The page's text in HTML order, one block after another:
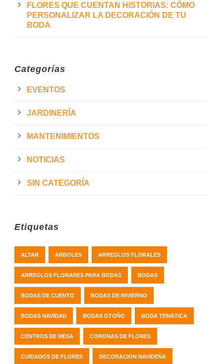
FLORES QUE CUENTAN HISTORIAS: CÓMO
PERSONALIZAR LA DECORACIÓN DE TU
BODA
Categorías
EVENTOS
JARDINERÍA
MANTENIMIENTOS
NOTICIAS
SIN CATEGORÍA
Etiquetas
ALTAR ARBOLES ARREGLOS FLORALES
ARREGLOS FLORARES PARA BODAS BODAS
BODAS DE CUENTO BODAS DE INVIERNO
BODAS NAVIDAD BODAS OTOÑO BODA TEMÁTICA
CENTROS DE MESA CORONAS DE FLORES
CUIDADOS DE FLORES DECORACION NAVIDEÑA